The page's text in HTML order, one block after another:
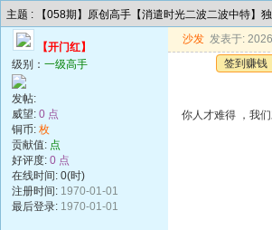
主题 : 【058期】原创高手【消遣时光二波二波中特】
【开门红】
级别： 一级高手
发帖:
威望: 0 点
铜币: 枚
贡献值: 点
好评度: 0 点
在线时间: 0(时)
注册时间: 1970-01-01
最后登录: 1970-01-01
沙发 发表于:
签到赚钱
你人才难得 ，我